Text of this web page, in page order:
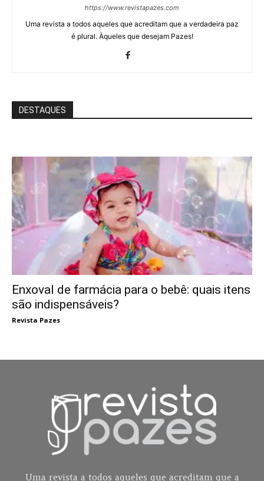
https://www.revistapazes.com
Uma revista a todos aqueles que acreditam que a verdadeira paz
é plural. Àqueles que desejam Pazes!
DESTAQUES
Enxoval de farmácia para o bebê: quais itens
são indispensáveis?
Revista Pazes
Uma revista a todos aqueles que acreditam que a